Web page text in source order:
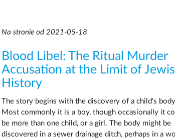
Na stronie od 2021-05-18
Blood Libel: The Ritual Murder
Accusation at the Limit of
History
The story begins with the discovery of a child’s
Most commonly it is a boy, though occasionally it
be more than one child, or a girl. The body might be
discovered in a sewer drainage ditch, perhaps in a